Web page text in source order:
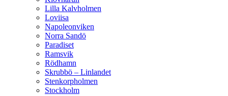
Lilla Kalvholmen
Loviisa
Napoleonviken
Norra Sandö
Paradiset
Ramsvik
Rödhamn
Skrubbö – Linlandet
Stenkorpholmen
Stockholm